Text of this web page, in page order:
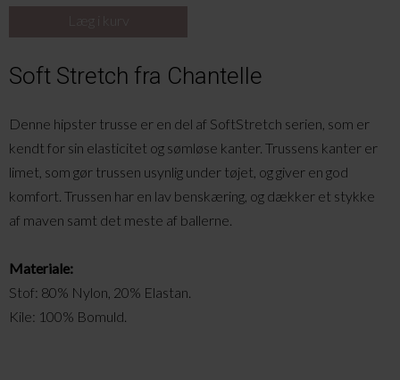
Soft Stretch fra Chantelle
Denne hipster trusse er en del af SoftStretch serien, som er
kendt for sin elasticitet og sømløse kanter. Trussens kanter er
limet, som gør trussen usynlig under tøjet, og giver en god
komfort. Trussen har en lav benskæring, og dækker et stykke
af maven samt det meste af ballerne.
Materiale:
Stof: 80% Nylon, 20% Elastan.
Kile: 100% Bomuld.